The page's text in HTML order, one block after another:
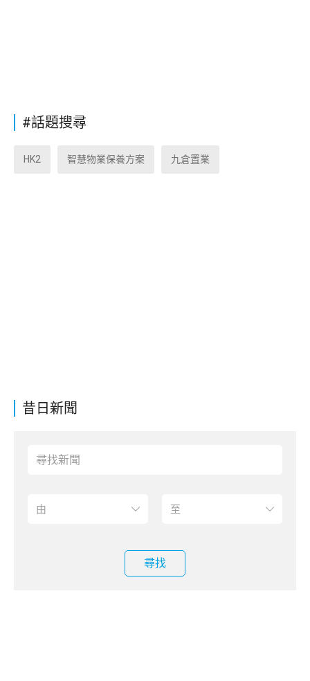
昔日新聞
尋找
#話題搜尋
HK2 智慧物業保養方案 九倉置業